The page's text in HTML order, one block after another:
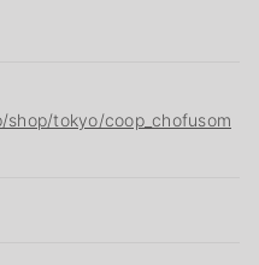
shop/tokyo/coop_chofusom